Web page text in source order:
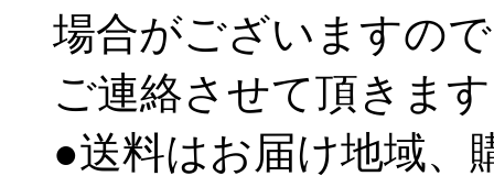
場合がございますの
ご連絡させて頂きま
●送料はお届け地域、